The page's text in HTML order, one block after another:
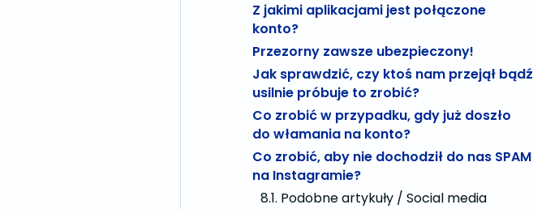
Z jakimi aplikacjami jest połączone
konto?
Przezorny zawsze ubezpieczony!
Jak sprawdzić, czy ktoś nam przejął bądź
usilnie próbuje to zrobić?
Co zrobić w przypadku, gdy już doszło
do włamania na konto?
Co zrobić, aby nie dochodził do nas SPAM
na Instagramie?
Podobne artykuły / Social media